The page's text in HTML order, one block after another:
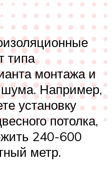
типа
монтажа и
Например,
установку
потолка,
240-600
метр.